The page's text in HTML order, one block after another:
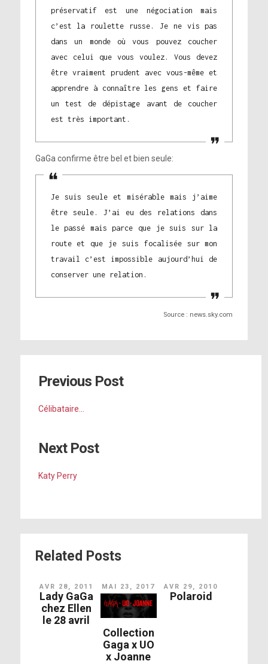
préservatif est une négociation mais
c’est la roulette russe. Je ne vis pas
dans un monde où vous pouvez coucher
avec celui que vous voulez. Vous devez
être vraiment prudent avec vous-même et
apprendre à connaître les gens et faire
un test de dépistage avant de coucher
est très important.
GaGa confirme être bel et bien seule:
Je suis seule et misérable mais j’aime
être seule. J’ai eu des relations dans
le passé mais parce que je suis sur la
route et que je suis focalisée sur mon
travail c’est impossible aujourd’hui de
conserver une relation.
Source : news.sky.com
Previous Post
Célibataire…
Next Post
Katy Perry
Related Posts
AVR 28, 2011
Lady GaGa
chez Ellen
le 28 avril
MAI 23, 2017
Collection
Gaga x UO
x Joanne
AVR 29, 2010
Polaroid